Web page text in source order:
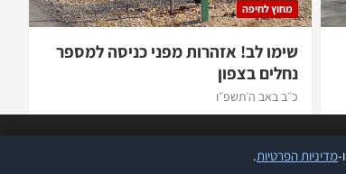
מחוץ לחיפה
שימו לב! אזהרות מפני כניסה למספר
נחלים בצפון
כ״ב באב ה׳תשפ״ו
ו-מדיניות הפרטיות.